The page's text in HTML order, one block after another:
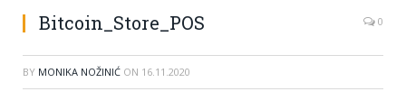
Bitcoin_Store_POS 0
BY MONIKA NOŽINIĆ ON 16.11.2020